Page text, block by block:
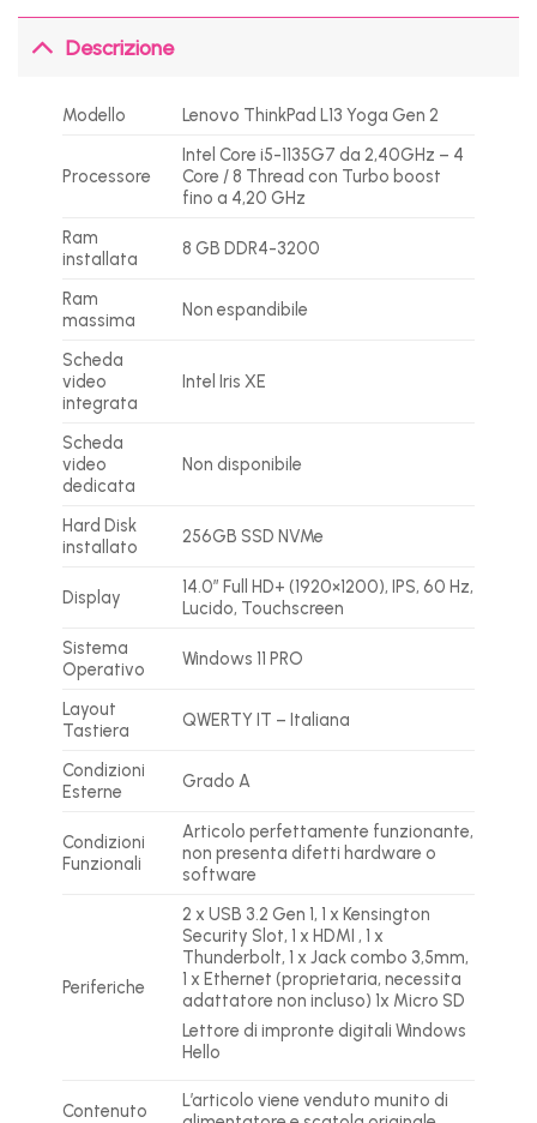
Descrizione
Modello Lenovo ThinkPad L13 Yoga Gen 2
Processore
Intel Core i5-1135G7 da 2,40GHz – 4
Core / 8 Thread con Turbo boost
fino a 4,20 GHz
Ram
installata
8 GB DDR4-3200
Ram
massima
Non espandibile
Scheda
video
integrata
Intel Iris XE
Scheda
video
dedicata
Non disponibile
Hard Disk
installato
256GB SSD NVMe
Display
14.0″ Full HD+ (1920×1200), IPS, 60 Hz,
Lucido, Touchscreen
Sistema
Operativo
Windows 11 PRO
Layout
Tastiera
QWERTY IT – Italiana
Condizioni
Esterne
Grado A
Condizioni
Funzionali
Articolo perfettamente funzionante,
non presenta difetti hardware o
software
Periferiche
2 x USB 3.2 Gen 1, 1 x Kensington
Security Slot, 1 x HDMI , 1 x
Thunderbolt, 1 x Jack combo 3,5mm,
1 x Ethernet (proprietaria, necessita
adattatore non incluso) 1x Micro SD
Lettore di impronte digitali Windows
Hello
Contenuto
L’articolo viene venduto munito di